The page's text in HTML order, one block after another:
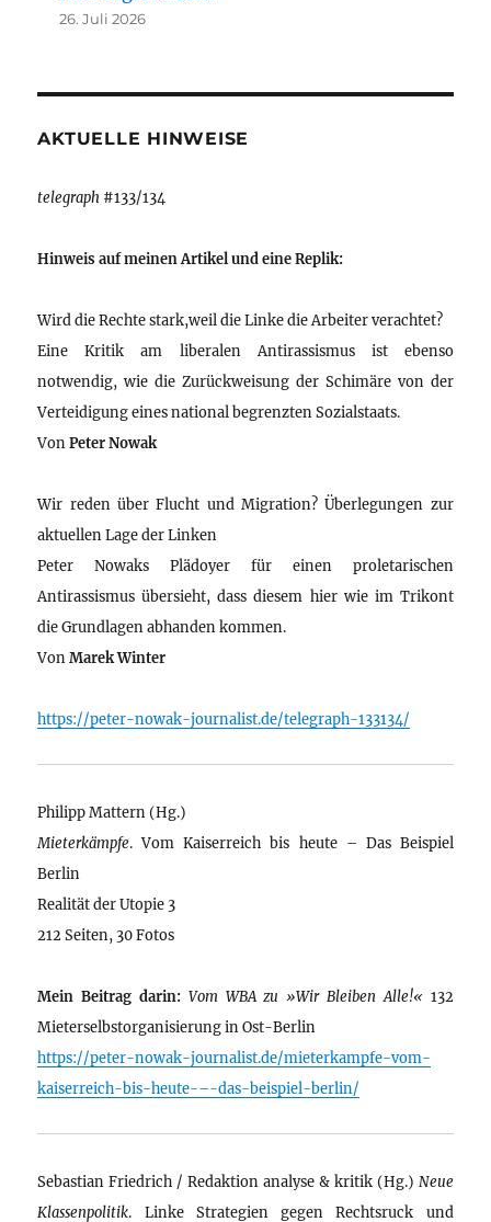
26. Juli 2026
AKTUELLE HINWEISE
telegraph #133/134
Hinweis auf meinen Artikel und eine Replik:
Wird die Rechte stark,weil die Linke die Arbeiter verachtet?
Eine Kritik am liberalen Antirassismus ist ebenso
notwendig, wie die Zurückweisung der Schimäre von der
Verteidigung eines national begrenzten Sozialstaats.
VonPeter Nowak
Wir reden über Flucht und Migration? Überlegungen zur
aktuellen Lage der Linken
Peter Nowaks Plädoyer für einen proletarischen
Antirassismus übersieht, dass diesem hier wie im Trikont
die Grundlagen abhanden kommen.
VonMarek Winter
https://peter-nowak-journalist.de/telegraph-133134/
Philipp Mattern (Hg.)
Mieterkämpfe. Vom Kaiserreich bis heute – Das Beispiel
Berlin
Realität der Utopie 3
212 Seiten, 30 Fotos
Mein Beitrag darin: Vom WBA zu »Wir Bleiben Alle!« 132
Mieterselbstorganisierung in Ost-Berlin
https://peter-nowak-journalist.de/mieterkampfe-vom-
kaiserreich-bis-heute-–-das-beispiel-berlin/
Sebastian Friedrich / Redaktion analyse & kritik (Hg.) Neue
Klassenpolitik. Linke Strategien gegen Rechtsruck und